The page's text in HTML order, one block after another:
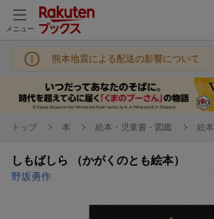
メニュー
熊本地震による配送の影響について
トップ 本 絵本・児童書・図鑑 絵本
しもばしら （かがくのとも絵本）
野坂勇作